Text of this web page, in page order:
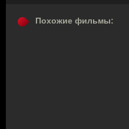
Похожие фильмы: